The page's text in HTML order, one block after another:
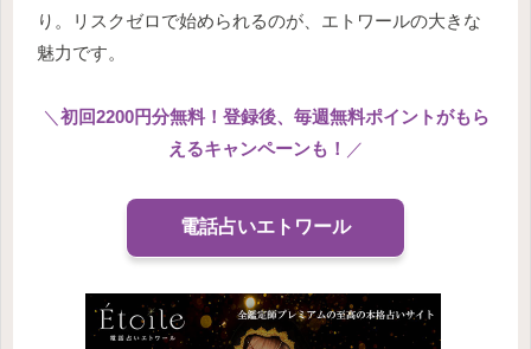
り。リスクゼロで始められるのが、エトワールの大きな
魅力です。
＼ 初回2200円分無料！登録後、毎週無料ポイントがもら
えるキャンペーンも！ ／
電話占いエトワール